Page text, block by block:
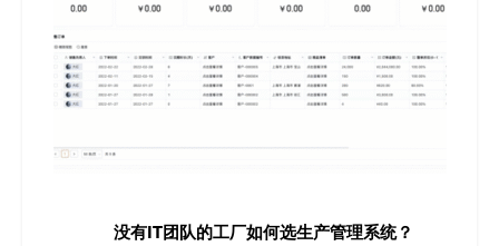
没有IT团队的工厂如何选生产管理系统？